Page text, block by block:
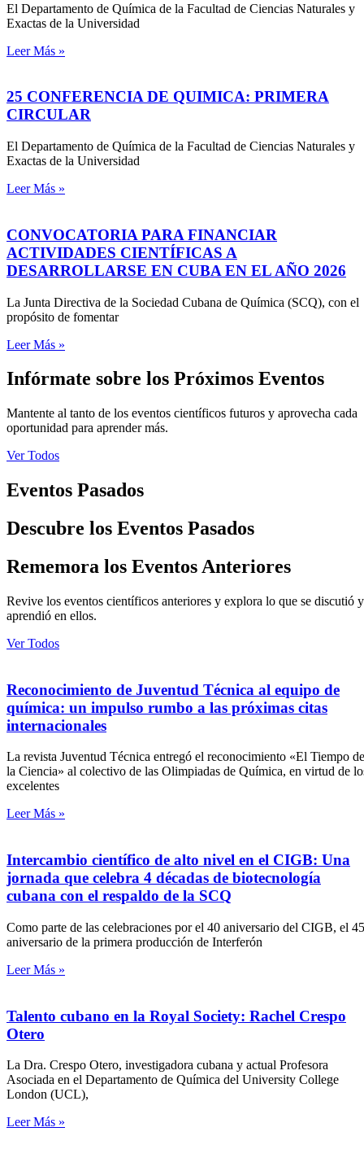
El Departamento de Química de la Facultad de Ciencias Naturales y
Exactas de la Universidad
Leer Más »
25 CONFERENCIA DE QUIMICA: PRIMERA
CIRCULAR
El Departamento de Química de la Facultad de Ciencias Naturales y
Exactas de la Universidad
Leer Más »
CONVOCATORIA PARA FINANCIAR
ACTIVIDADES CIENTÍFICAS A
DESARROLLARSE EN CUBA EN EL AÑO 2026
La Junta Directiva de la Sociedad Cubana de Química (SCQ), con el
propósito de fomentar
Leer Más »
Infórmate sobre los Próximos Eventos
Mantente al tanto de los eventos científicos futuros y aprovecha cada
oportunidad para aprender más.
Ver Todos
Eventos Pasados
Descubre los Eventos Pasados
Rememora los Eventos Anteriores
Revive los eventos científicos anteriores y explora lo que se discutió y
aprendió en ellos.
Ver Todos
Reconocimiento de Juventud Técnica al equipo de
química: un impulso rumbo a las próximas citas
internacionales
La revista Juventud Técnica entregó el reconocimiento «El Tiempo de
la Ciencia» al colectivo de las Olimpiadas de Química, en virtud de
excelentes
Leer Más »
Intercambio científico de alto nivel en el CIGB: Una
jornada que celebra 4 décadas de biotecnología
cubana con el respaldo de la SCQ
Como parte de las celebraciones por el 40 aniversario del CIGB, el 45
aniversario de la primera producción de Interferón
Leer Más »
Talento cubano en la Royal Society: Rachel Crespo
Otero
La Dra. Crespo Otero, investigadora cubana y actual Profesora
Asociada en el Departamento de Química del University College
London (UCL),
Leer Más »